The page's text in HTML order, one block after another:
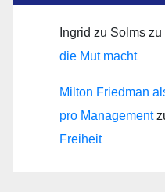
Ingrid zu Solms zu
die Mut macht
Milton Friedman
pro Management
Freiheit